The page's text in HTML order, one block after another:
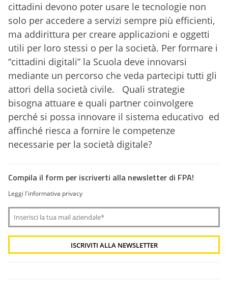
cittadini devono poter usare le tecnologie non
solo per accedere a servizi sempre più efficienti,
ma addirittura per creare applicazioni e oggetti
utili per loro stessi o per la società. Per formare i
“cittadini digitali” la Scuola deve innovarsi
mediante un percorso che veda partecipi tutti gli
attori della società civile. Quali strategie
bisogna attuare e quali partner coinvolgere
perché si possa innovare il sistema educativo ed
affinché riesca a fornire le competenze
necessarie per la società digitale?
Compila il form per iscriverti alla newsletter di FPA!
Leggi l'informativa privacy